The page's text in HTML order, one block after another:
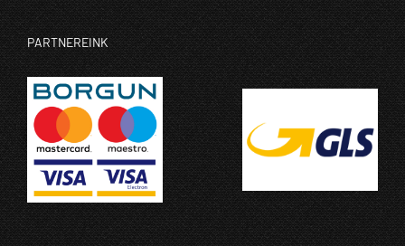
PARTNEREINK